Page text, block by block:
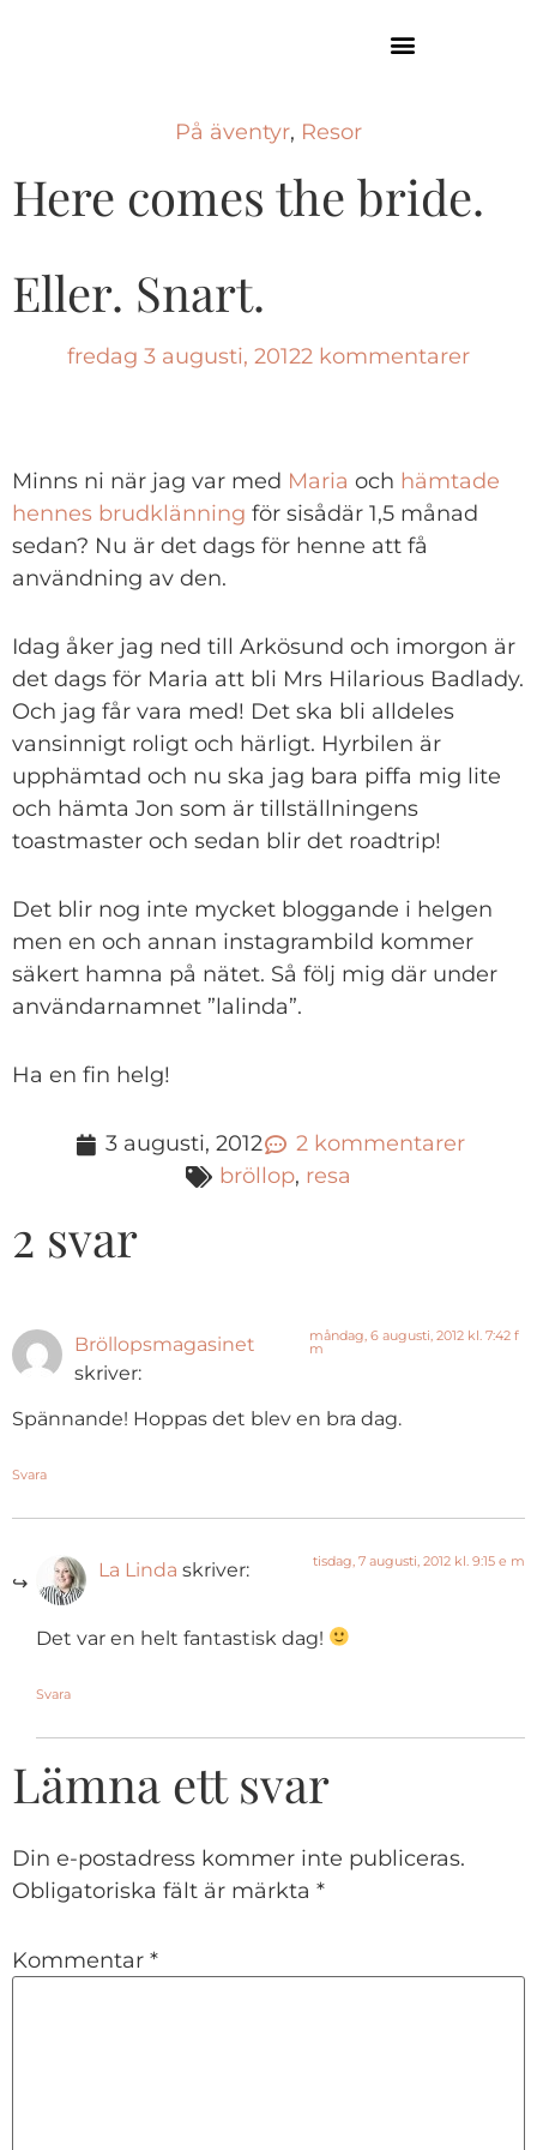
På äventyr, Resor
Here comes the bride.
Eller. Snart.
fredag 3 augusti, 20122 kommentarer
Minns ni när jag var med Maria och hämtade
hennes brudklänning för sisådär 1,5 månad
sedan? Nu är det dags för henne att få
användning av den.
Idag åker jag ned till Arkösund och imorgon är
det dags för Maria att bli Mrs Hilarious Badlady.
Och jag får vara med! Det ska bli alldeles
vansinnigt roligt och härligt. Hyrbilen är
upphämtad och nu ska jag bara piffa mig lite
och hämta Jon som är tillställningens
toastmaster och sedan blir det roadtrip!
Det blir nog inte mycket bloggande i helgen
men en och annan instagrambild kommer
säkert hamna på nätet. Så följ mig där under
användarnamnet ”lalinda”.
Ha en fin helg!
3 augusti, 2012
2 kommentarer
bröllop, resa
2 svar
Bröllopsmagasinet
skriver:
måndag, 6 augusti, 2012 kl. 7:42 f
m
Spännande! Hoppas det blev en bra dag.
Svara
La Linda skriver: tisdag, 7 augusti, 2012 kl. 9:15 e m
Det var en helt fantastisk dag!
Svara
Lämna ett svar
Din e-postadress kommer inte publiceras.
Obligatoriska fält är märkta *
Kommentar *